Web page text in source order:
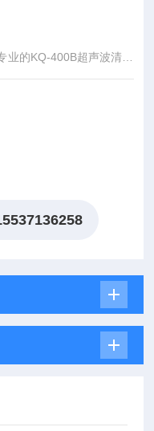
的KQ-400B超声波清洗
司提供的KQ-400B超声